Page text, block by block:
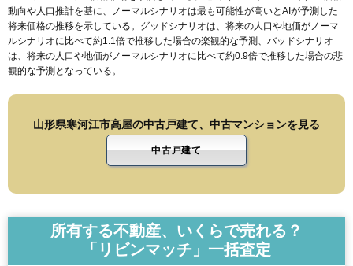
動向や人口推計を基に、ノーマルシナリオは最も可能性が高いとAIが予測した
将来価格の推移を示している。グッドシナリオは、将来の人口や地価がノーマ
ルシナリオに比べて約1.1倍で推移した場合の楽観的な予測、バッドシナリオ
は、将来の人口や地価がノーマルシナリオに比べて約0.9倍で推移した場合の悲
観的な予測となっている。
山形県寒河江市高屋の中古戸建て、中古マンションを見る
中古戸建て
所有する不動産、いくらで売れる？
「リビンマッチ」一括査定